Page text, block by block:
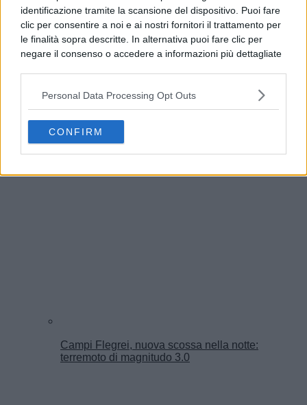
identificazione tramite la scansione del dispositivo. Puoi fare
clic per consentire a noi e ai nostri fornitori il trattamento per
le finalità sopra descritte. In alternativa puoi fare clic per
negare il consenso o accedere a informazioni più dettagliate
possono non richiedere il tuo consenso, ma hai il diritto di
opporti a tale trattamento. Le tue preferenze si
preferenze in qualsiasi momento ritornando su questo sito o
consultando la nostrainformativa sulla riservatezza.
Personal Data Processing Opt Outs
CONFIRM
Campi Flegrei, decreto legge: aiuti agli sfollati e
fondi per le case
Campi Flegrei, nuova scossa nella notte:
terremoto di magnitudo 3.0